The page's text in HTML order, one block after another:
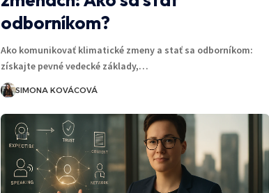
odborníkom?
Ako komunikovať klimatické zmeny a stať sa odborníkom:
získajte pevné vedecké základy,…
SIMONA KOVÁCOVÁ